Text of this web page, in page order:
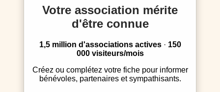
Votre association mérite
d'être connue
1,5 million d'associations actives· 150
000 visiteurs/mois
Créez ou complétez votre fiche pour informer
bénévoles, partenaires et sympathisants.